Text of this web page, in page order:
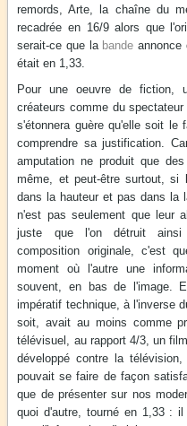
remords, Arte, la chaîne du
recadrée en 16/9 alors que
serait-ce que la bande annonce
était en 1,33.
Pour une oeuvre de fiction,
créateurs comme du
s'étonnera guère qu'elle soit
comprendre sa justification.
amputation ne produit que
même, et peut-être surtout, si
dans la hauteur et pas dans la
n'est pas seulement que leur
juste que l'on détruit ainsi
composition originale, c'est
moment où l'autre une
souvent, en bas de l'image.
impératif technique, à l'inverse
soit, avait au moins comme
télévisuel, au rapport 4/3, un
développé contre la
pouvait se faire de façon
que de présenter sur nos
quoi d'autre, tourné en 1,33 :